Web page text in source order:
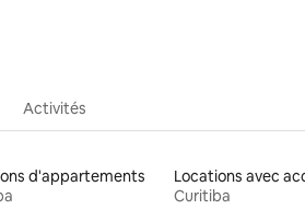
Activités
d'appartements
Curitiba